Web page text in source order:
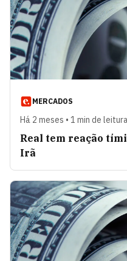
MERCADOS
Há 2 meses • 1 min de leitura
Real tem reação
Irã